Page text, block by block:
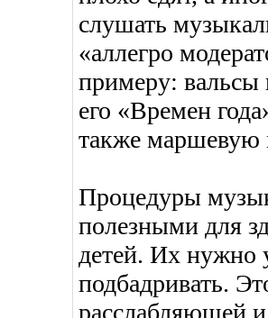
слушать
«аллегро
примеру: вальсы
его «Времен
также маршевую
Процедуры
полезными для
детей. Их нужно
подбадривать.
расслабляющей